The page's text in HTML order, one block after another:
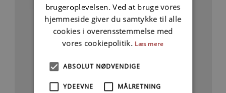
brugeroplevelsen. Ved at bruge vores
hjemmeside giver du samtykke til alle
cookies i overensstemmelse med
vores cookiepolitik. Læs mere
ABSOLUT NØDVENDIGE
YDEEVNE MÅLRETNING